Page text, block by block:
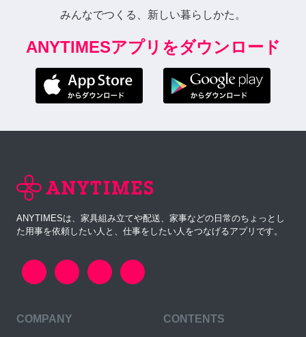
みんなでつくる、新しい暮らしかた。
ANYTIMESアプリをダウンロード
ANYTIMESは、家具組み立てや配送、家事などの日常のちょっとし
た用事を依頼したい人と、仕事をしたい人をつなげるアプリです。
COMPANY CONTENTS